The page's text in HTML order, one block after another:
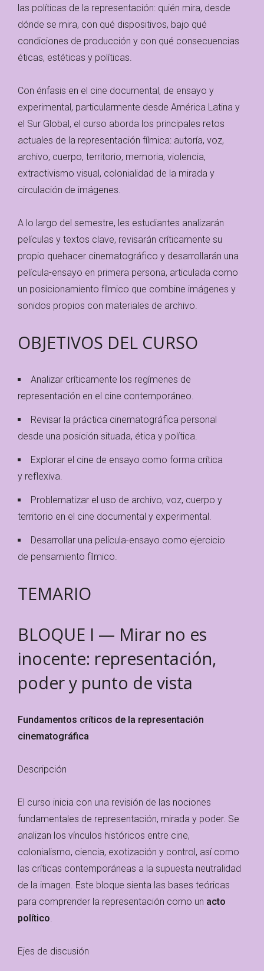
las políticas de la representación: quién mira, desde
dónde se mira, con qué dispositivos, bajo qué
condiciones de producción y con qué consecuencias
éticas, estéticas y políticas.
Con énfasis en el cine documental, de ensayo y
experimental, particularmente desde América Latina y
el Sur Global, el curso aborda los principales retos
actuales de la representación fílmica: autoría, voz,
archivo, cuerpo, territorio, memoria, violencia,
extractivismo visual, colonialidad de la mirada y
circulación de imágenes.
A lo largo del semestre, les estudiantes analizarán
películas y textos clave, revisarán críticamente su
propio quehacer cinematográfico y desarrollarán una
película-ensayo en primera persona, articulada como
un posicionamiento fílmico que combine imágenes y
sonidos propios con materiales de archivo.
OBJETIVOS DEL CURSO
Analizar críticamente los regímenes de
representación en el cine contemporáneo.
Revisar la práctica cinematográfica personal
desde una posición situada, ética y política.
Explorar el cine de ensayo como forma crítica
y reflexiva.
Problematizar el uso de archivo, voz, cuerpo y
territorio en el cine documental y experimental.
Desarrollar una película-ensayo como ejercicio
de pensamiento fílmico.
TEMARIO
BLOQUE I — Mirar no es
inocente: representación,
poder y punto de vista
Fundamentos críticos de la representación
cinematográfica
Descripción
El curso inicia con una revisión de las nociones
fundamentales de representación, mirada y poder. Se
analizan los vínculos históricos entre cine,
colonialismo, ciencia, exotización y control, así como
las críticas contemporáneas a la supuesta neutralidad
de la imagen. Este bloque sienta las bases teóricas
para comprender la representación como un acto
político.
Ejes de discusión